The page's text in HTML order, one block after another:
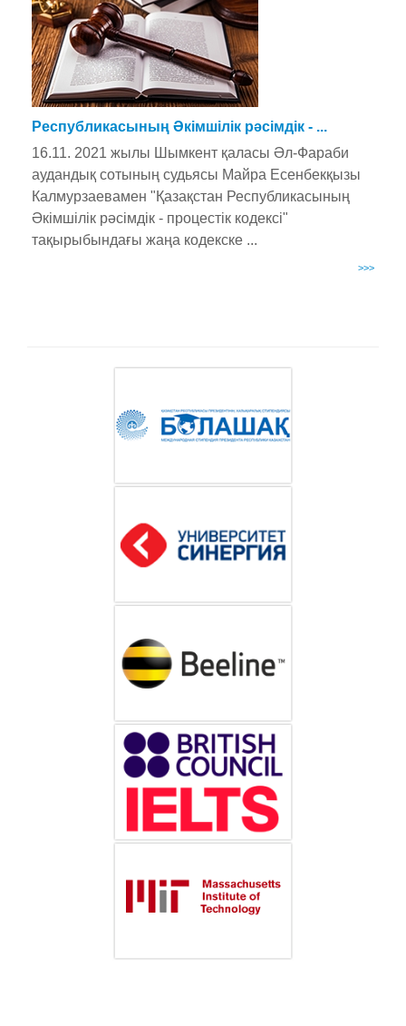
Республикасының Әкімшілік рәсімдік - ...
16.11. 2021 жылы Шымкент қаласы Әл-Фараби
аудандық сотының судьясы Майра Есенбекқызы
Калмурзаевамен "Қазақстан Республикасының
Әкімшілік рәсімдік - процестік кодексі"
тақырыбындағы жаңа кодекске ...
>>>